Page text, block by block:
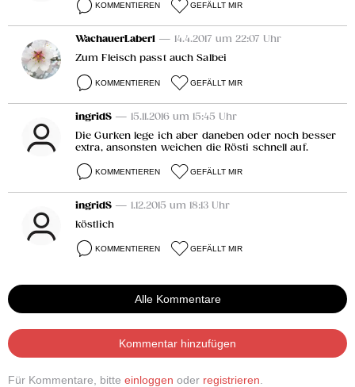
KOMMENTIEREN GEFÄLLT MIR
WachauerLaberl — 14.4.2017 um 22:07 Uhr
Zum Fleisch passt auch Salbei
KOMMENTIEREN GEFÄLLT MIR
ingridS — 15.11.2016 um 15:45 Uhr
Die Gurken lege ich aber daneben oder noch besser
extra, ansonsten weichen die Rösti schnell auf.
KOMMENTIEREN GEFÄLLT MIR
ingridS — 1.12.2015 um 18:13 Uhr
köstlich
KOMMENTIEREN GEFÄLLT MIR
Alle Kommentare
Kommentar hinzufügen
Für Kommentare, bitte einloggen oder registrieren